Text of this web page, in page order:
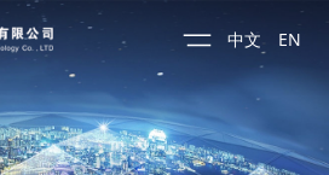
中文 EN